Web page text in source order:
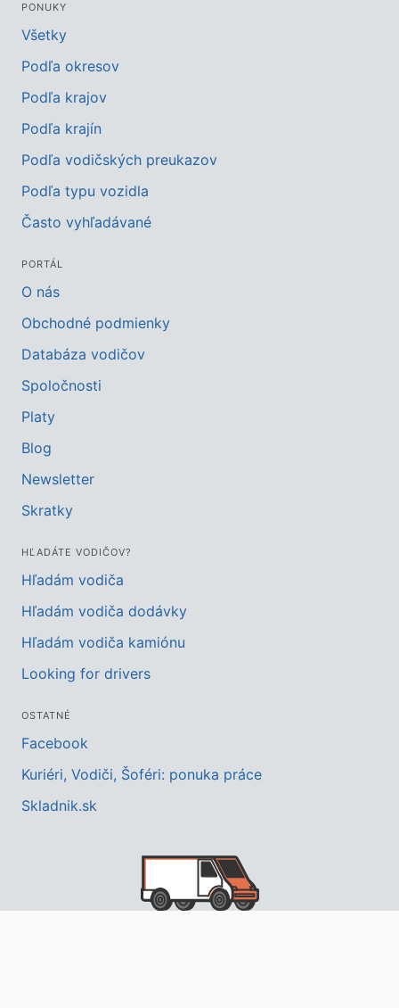
PONUKY
Všetky
Podľa okresov
Podľa krajov
Podľa krajín
Podľa vodičských preukazov
Podľa typu vozidla
Často vyhľadávané
PORTÁL
O nás
Obchodné podmienky
Databáza vodičov
Spoločnosti
Platy
Blog
Newsletter
Skratky
HĽADÁTE VODIČOV?
Hľadám vodiča
Hľadám vodiča dodávky
Hľadám vodiča kamiónu
Looking for drivers
OSTATNÉ
Facebook
Kuriéri, Vodiči, Šoféri: ponuka práce
Skladnik.sk